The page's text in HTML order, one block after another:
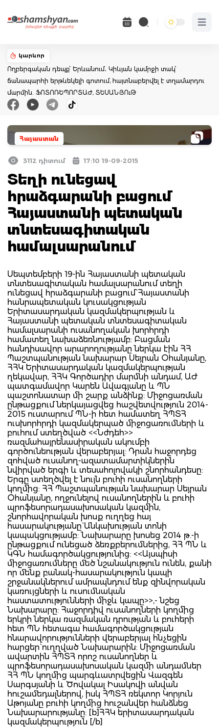
Open
կարևոր
Ողբերգական դեպք՝ Երևանում․ Կիևյան կամրջի տակ՝
ճանապարհի երթևեկելի գոտում, հայտնաբերվել է տղամարդու
մարմին. ՖՈՏՈՌԵՊՈՐՏԱԺ, ՏԵՍԱՆՅՈւԹ
Հայաստան
3112 դիտում 17:10 19-09-2015
Տեղի ունեցավ
հրաձգարանի բացում
Հայաստանի պետական
տնտեսագիտական
համալսարանում
Սեպտեմբերի 19-ին Հայաստանի պետական
տնտեսագիտական համալսարանում տեղի
ունեցավ հրաձգարանի բացում` Հայաստանի
հանրապետական կուսակցության
Երիտասարդական կազմակերպության և
Հայաստանի պետական տնտեսագիտական
համալսարանի ուսանողական խորհրդի
համատեղ նախաձեռնությամբ: Բացման
հանդիսավոր արարողությանը ներկա էին ՀՀ
Պաշտպանության նախարար Սեյրան Օհանյանը,
ՀՀԿ Երիտասարդական կազմակերպության
ղեկավար, ՀՀԿ Գործադիր մարմնի անդամ, ԱԺ
պատգամավոր Կարեն Ավագյանը և ՊՆ
պաշտոնատար մի շարք անձինք: Միջոցառման
ընթացքում ներկայացվեց հաշվետվություն 2014-
2015 ուստարում ՊՆ-ի հետ համատեղ ՀՊՏՀ
ուսխորհրդի կազմակերպած միջոցառումների և
բուհում ստեղծված <<Նժդեհ>>
ռազմահայրենասիրական ակումբի
գործունեության վերաբերյալ: Դրան հաջորդեց
զոհված ուսանող-ազատամարտիկներին
նվիրված երգի և տեսահոլովակի շնորհանդեսը:
Երգը ստեղծվել է նույն բուհի ուսանողների
կողմից: ՀՀ Պաշտպանության նախարար Սեյրան
Օհանյանը, ողջունելով ուսանողներին և բուհի
պրոֆեսորադասախոսական կազմին,
շնորհավորական խոսք ուղղեց հայ
հասարակությանը` Անկախության տոնի
կապակցությամբ: Նախարարը խոսեց 2014 թ.-ի
ընթացքում ունեցած ձեռքբերումներից, ՀՀ ՊՆ և
ԿԳՆ համագործակցությունից: <<Այսպիսի
միջոցառումները մեծ նշանակություն ունեն, քանի
որ մենք բանակ-հասարակություն կապի
շրջանակներում ամրապնդում ենք զինվորական
կառույցների և ուսումնական
հաստատությունների միջև կապը>>,- նշեց
Նախարարը: Հաջորդիվ ուսանողների կողմից
երկրի ներկա ռազմական դրության և բուհերի
հետ ՊՆ հետագա համագործակցության
հնարավորությունների վերաբերյալ հնչեցին
հարցեր` ուղղված Նախարարին: Միջոցառման
ավարտին ՀՊՏՀ որոշ ուսանողներ և
պրոֆեսորադասախոսական կազմի անդամներ
ՀՀ ՊՆ կողմից պարգևատրվեցին Վազգեն
Սարգսյանի և Ծովակալ Իսակովի անվան
հուշամեդալներով, իսկ ՀՊՏՀ ռեկտոր Կորյուն
Աթոյանը բուհի կողմից հուշանվեր հանձնեց
Նախարարությանը: [b]ՀՀԿ երիտասարդական
կազմակերպություն [/b]